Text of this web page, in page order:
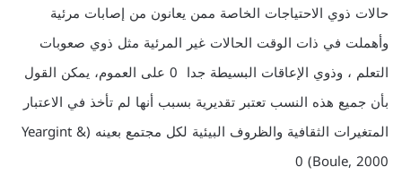
حالات ذوي الاحتياجات الخاصة ممن يعانون من إصابات مرئية
وأهملت في ذات الوقت الحالات غير المرئية مثل ذوي صعوبات
التعلم ، وذوي الإعاقات البسيطة جدا 0 على العموم، يمكن القول
بأن جميع هذه النسب تعتبر تقديرية بسبب أنها لم تأخذ في الاعتبار
المتغيرات الثقافية والظروف البيئية لكل مجتمع بعينه (Yeargint &
Boule, 2000) 0